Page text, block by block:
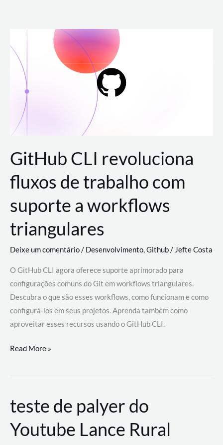
para
conteúdo
GitHub CLI revoluciona
fluxos de trabalho com
suporte a workflows
triangulares
Deixe um comentário/ Desenvolvimento,Github/ Jefte Costa
O GitHub CLI agora oferece suporte aprimorado para
configurações comuns do Git em workflows triangulares.
Descubra o que são esses workflows, como funcionam e como
configurá-los em seus projetos. Aprenda também como
aproveitar esses recursos usando o GitHub CLI.
GitHub
revoluciona
de
trabalho
com
Read More »
teste de palyer do
Youtube Lance Rural